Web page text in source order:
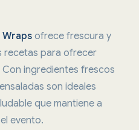
Wrapsofrece frescura y
recetas para ofrecer
ingredientes frescos
son ideales
que mantiene a
evento.